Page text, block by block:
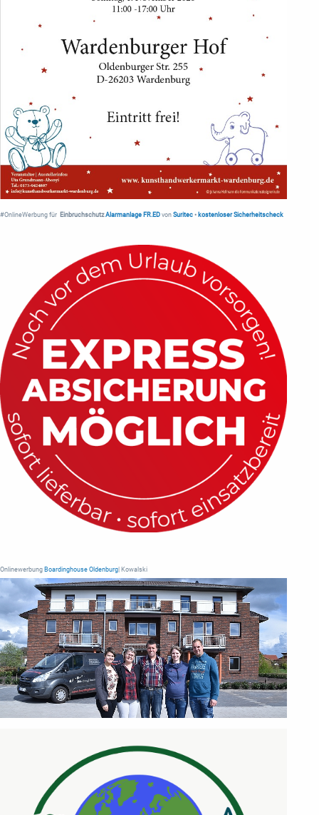
#OnlineWerbung für Einbruchschutz Alarmanlage FR.ED von Suritec • kostenloser Sicherheitscheck
Onlinewerbung Boardinghouse Oldenburg | Kowalski